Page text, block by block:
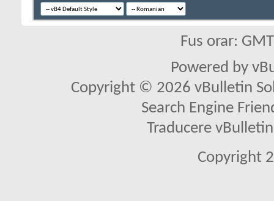
Fus orar:
Powered by
Copyright © 2026 vBulletin
Search Engine
Traducere
Copyright